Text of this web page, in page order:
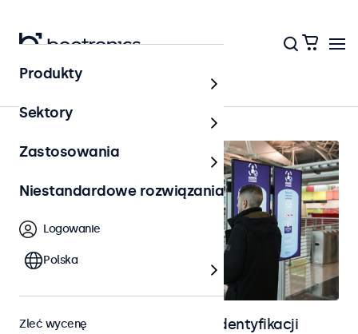
Strona główna
Ekrany do kontroli dostępu i identyfikacji
Produkty
Sektory
Zastosowania
Niestandardowe rozwiązania
Logowanie
Polska
Zleć wycenę